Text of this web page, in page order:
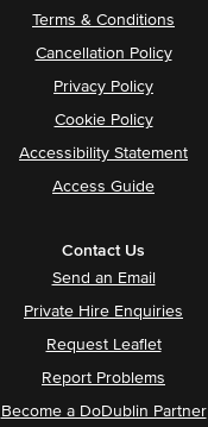
Terms & Conditions
Cancellation Policy
Privacy Policy
Cookie Policy
Accessibility Statement
Access Guide
Contact Us
Send an Email
Private Hire Enquiries
Request Leaflet
Report Problems
Become a DoDublin Partner